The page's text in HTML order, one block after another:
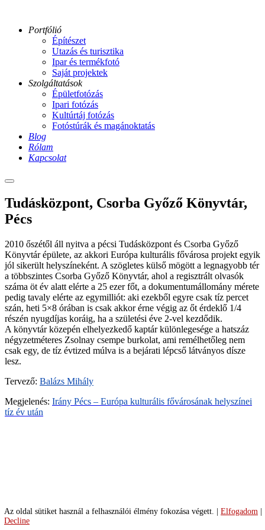
Portfólió
Építészet
Utazás és turisztika
Ipar és termékfotó
Saját projektek
Szolgáltatások
Épületfotózás
Ipari fotózás
Kultúrtáj fotózás
Fotóstúrák és magánoktatás
Blog
Rólam
Kapcsolat
Main
tudaskozpont-
csorba-
gyozo-
5-
ga
tudaskozpont-
csorba-
gyozo-
konyvtar-
6-
ga
tudaskozpont-
csorba-
gyozo-
konyvtar-
ga
csorba-
gyozo-
ga
tudaskozpont-
Tudásközpont, Csorba Győző Könyvtár,
Pécs
2010 őszétől áll nyitva a pécsi Tudásközpont és Csorba Győző
Könyvtár épülete, az akkori Európa kulturális fővárosa projekt egyik
jól sikerült helyszíneként. A szögletes külső mögött a legnagyobb tér
a többszintes Csorba Győző Könyvtár, ahol a regisztrált olvasók
száma öt év alatt elérte a 25 ezer főt, a dokumentumállomány mérete
pedig tavaly elérte az egymilliót: aki ezekből egyre csak tíz percet
szán, heti 5×8 órában is csak akkor érne végig az őt érdeklő 1/4
részén nyugdíjas koráig, ha a születési éve 2-vel kezdődik.
A könyvtár közepén elhelyezkedő kaptár különlegesége a hatszáz
négyzetméteres Zsolnay csempe burkolat, ami remélhetőleg nem
csak egy, de tíz évtized múlva is a bejárati lépcső látványos dísze
lesz.
Tervező: Balázs Mihály
Megjelenés: Irány Pécs – Európa kulturális fővárosának helyszínei
tíz év után
Az oldal sütiket használ a felhasználói élmény fokozása végett. Elfogadom
Decline